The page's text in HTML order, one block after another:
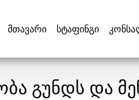
მთავარი სტაფინგი
გუნდს და